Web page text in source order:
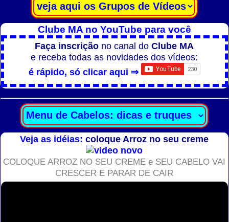
Clube MA no YouTube para você
Faça inscrição no canal doClube MA
e receba todas as novidades dos vídeos:
é rápido, só clicar aqui ⇒
Veja as idéias:coloque Arroz no seu creme
COLOQUE ARROZ NO SEU CREME e SEU CABELO VAI
CRESCER E PARAR DE CAIR